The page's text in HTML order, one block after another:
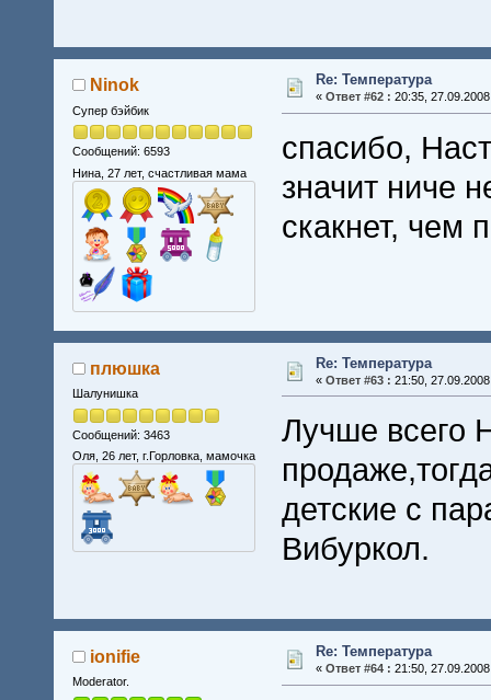
Ninok
Супер бэйбик
Сообщений: 6593
Нина, 27 лет, счастливая мама
Re: Температура
« Ответ #62 : 20:35,
спасибо,
значит ниче
скакнет, чем
плюшка
Шалунишка
Сообщений: 3463
Оля, 26 лет, г.Горловка, мамочка
Re: Температура
« Ответ #63 : 21:50,
Лучше всего
детские с
Вибуркол.
ionifie
Moderator.
Re: Температура
« Ответ #64 : 21:50,